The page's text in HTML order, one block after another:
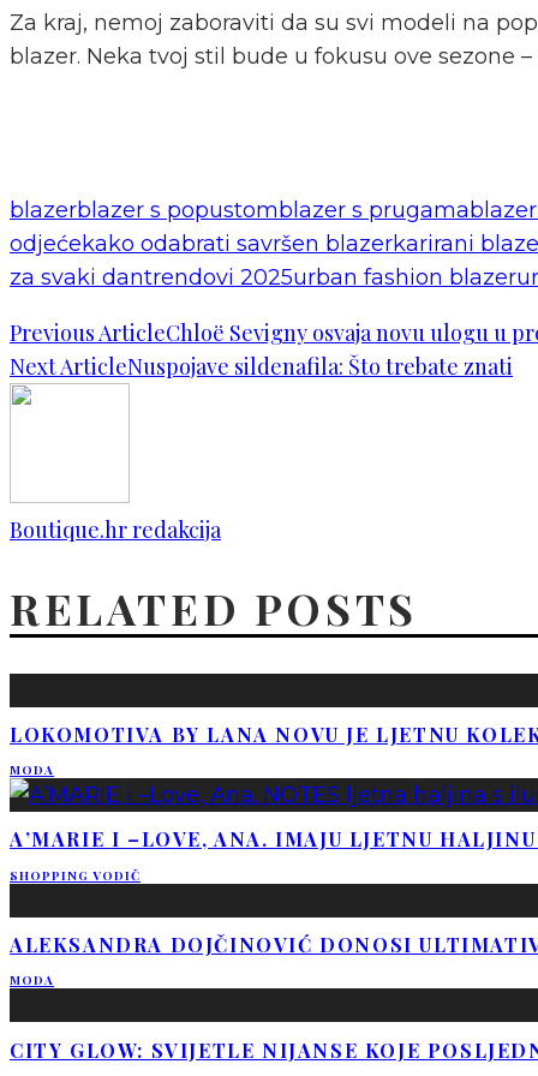
Za kraj, nemoj zaboraviti da su svi modeli na
blazer. Neka tvoj stil bude u fokusu ove sezone
blazerblazer s popustomblazer s prugama
odjećekako odabrati savršen blazerkarirani
za svaki dantrendovi 2025urban fashion blazer
Previous ArticleChloë Sevigny osvaja novu ulogu u
Next ArticleNuspojave sildenafila: Što trebate znati
Boutique.hr redakcija
RELATED POSTS
LOKOMOTIVA BY LANA NOVU JE LJETNU
MODA
A’MARIE I –LOVE, ANA. IMAJU LJETNU
SHOPPING VODIČ
ALEKSANDRA DOJČINOVIĆ DONOSI
MODA
CITY GLOW: SVIJETLE NIJANSE KOJE